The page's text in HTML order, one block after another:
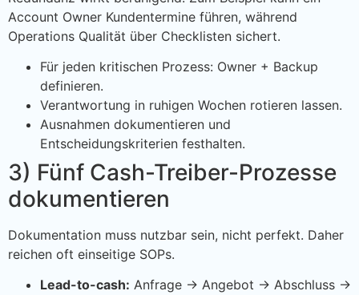
Account Owner Kundentermine führen, während
Operations Qualität über Checklisten sichert.
Für jeden kritischen Prozess: Owner + Backup
definieren.
Verantwortung in ruhigen Wochen rotieren lassen.
Ausnahmen dokumentieren und
Entscheidungskriterien festhalten.
3) Fünf Cash-Treiber-Prozesse
dokumentieren
Dokumentation muss nutzbar sein, nicht perfekt. Daher
reichen oft einseitige SOPs.
Lead-to-cash: Anfrage → Angebot → Abschluss →